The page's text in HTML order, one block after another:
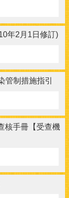
年2月1日修訂)
管制措施指引
核手冊【受查機